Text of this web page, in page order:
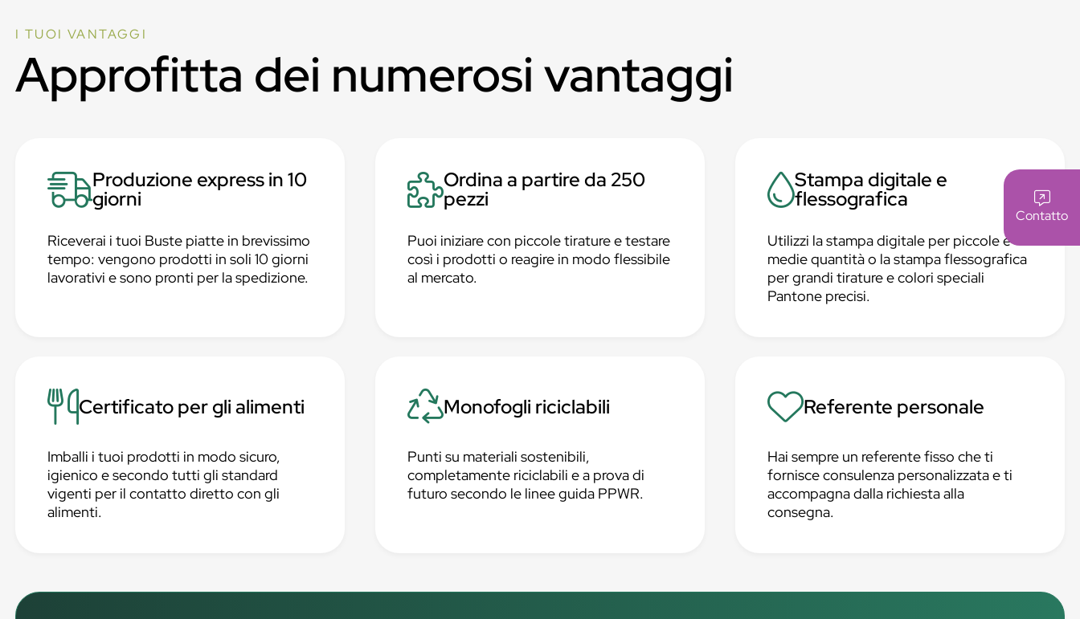
Contatto
I TUOI VANTAGGI
Approfitta dei numerosi vantaggi
Produzione express in 10
giorni
Riceverai i tuoi Buste piatte in brevissimo
tempo: vengono prodotti in soli 10 giorni
lavorativi e sono pronti per la spedizione.
Ordina a partire da 250
pezzi
Puoi iniziare con piccole tirature e testare
così i prodotti o reagire in modo flessibile
al mercato.
Stampa digitale e
flessografica
Utilizzi la stampa digitale per piccole e
medie quantità o la stampa flessografica
per grandi tirature e colori speciali
Pantone precisi.
Certificato per gli alimenti
Imballi i tuoi prodotti in modo sicuro,
igienico e secondo tutti gli standard
vigenti per il contatto diretto con gli
alimenti.
Monofogli riciclabili
Punti su materiali sostenibili,
completamente riciclabili e a prova di
futuro secondo le linee guida PPWR.
Referente personale
Hai sempre un referente fisso che ti
fornisce consulenza personalizzata e ti
accompagna dalla richiesta alla
consegna.